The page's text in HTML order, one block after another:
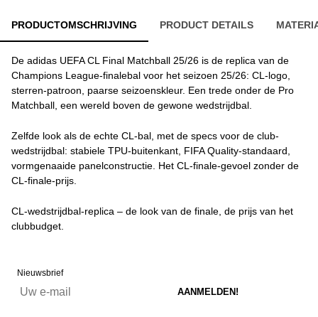
PRODUCTOMSCHRIJVING PRODUCT DETAILS
De adidas UEFA CL Final Matchball 25/26 is de replica van de
Champions League-finalebal voor het seizoen 25/26: CL-logo,
sterren-patroon, paarse seizoenskleur. Een trede onder de Pro
Matchball, een wereld boven de gewone wedstrijdbal.
Zelfde look als de echte CL-bal, met de specs voor de club-
wedstrijdbal: stabiele TPU-buitenkant, FIFA Quality-standaard,
vormgenaaide panelconstructie. Het CL-finale-gevoel zonder de
CL-finale-prijs.
CL-wedstrijdbal-replica – de look van de finale, de prijs van het
clubbudget.
Nieuwsbrief